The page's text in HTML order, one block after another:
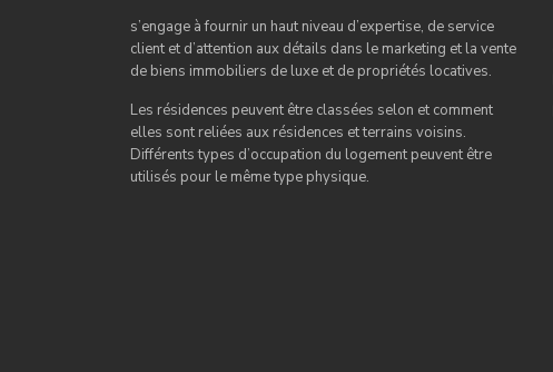
s’engage à fournir un haut niveau d’expertise, de service
client et d’attention aux détails dans le marketing et la vente
de biens immobiliers de luxe et de propriétés locatives.
Les résidences peuvent être classées selon et comment
elles sont reliées aux résidences et terrains voisins.
Différents types d’occupation du logement peuvent être
utilisés pour le même type physique.